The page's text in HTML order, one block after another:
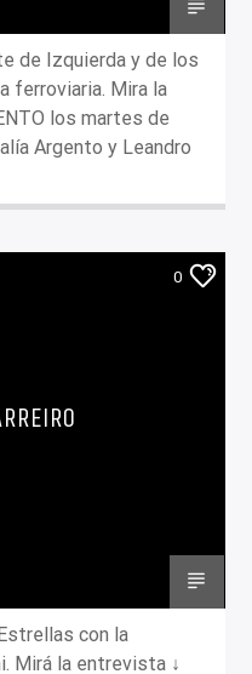
de Izquierda y de los
ferroviaria. Mira la
los martes de
Argento y Leandro
0
con la
Mirá la entrevista ↓